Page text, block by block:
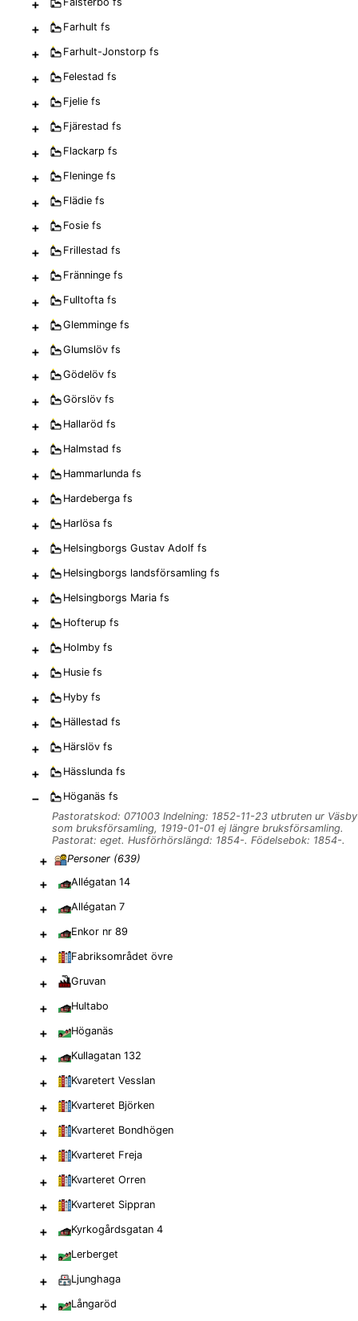
+
+ Farhult fs
+ Farhult-Jonstorp fs
+ Felestad fs
+ Fjelie fs
+ Fjärestad fs
+ Flackarp fs
+ Fleninge fs
+ Flädie fs
+ Fosie fs
+ Frillestad fs
+ Fränninge fs
+ Fulltofta fs
+ Glemminge fs
+ Glumslöv fs
+ Gödelöv fs
+ Görslöv fs
+ Hallaröd fs
+ Halmstad fs
+ Hammarlunda fs
+ Hardeberga fs
+ Harlösa fs
+ Helsingborgs Gustav Adolf fs
+ Helsingborgs landsförsamling fs
+ Helsingborgs Maria fs
+ Hofterup fs
+ Holmby fs
+ Husie fs
+ Hyby fs
+ Hällestad fs
+ Härslöv fs
+ Hässlunda fs
− Höganäs fs
Pastoratskod: 071003 Indelning: 1852-11-23 utbruten ur Väsby
som bruksförsamling, 1919-01-01 ej längre bruksförsamling.
Pastorat: eget. Husförhörslängd: 1854-. Födelsebok: 1854-.
+ Personer (639)
+ Allégatan 14
+ Allégatan 7
+ Enkor nr 89
+ Fabriksområdet övre
+ Gruvan
+ Hultabo
+ Höganäs
+ Kullagatan 132
+ Kvaretert Vesslan
+ Kvarteret Björken
+ Kvarteret Bondhögen
+ Kvarteret Freja
+ Kvarteret Orren
+ Kvarteret Sippran
+ Kyrkogårdsgatan 4
+ Lerberget
+ Ljunghaga
+ Långaröd